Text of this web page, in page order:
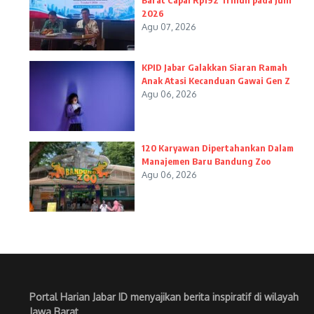
2026
Agu 07, 2026
KPID Jabar Galakkan Siaran Ramah
Anak Atasi Kecanduan Gawai Gen Z
Agu 06, 2026
120 Karyawan Dipertahankan Dalam
Manajemen Baru Bandung Zoo
Agu 06, 2026
Portal Harian Jabar ID menyajikan berita inspiratif di wilayah
Jawa Barat